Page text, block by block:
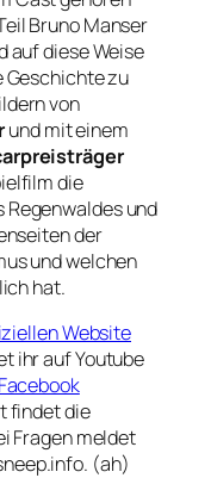
Bruno Manser
auf diese Weise
Geschichte zu
von
und mit einem
die
Regenwaldes und
der
und welchen
hat.
Website
ihr auf Youtube
Facebook
findet die
Fragen meldet
(ah)